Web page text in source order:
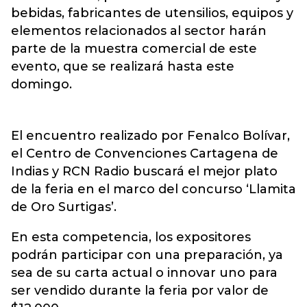
bebidas, fabricantes de utensilios, equipos y
elementos relacionados al sector harán
parte de la muestra comercial de este
evento, que se realizará hasta este
domingo.
El encuentro realizado por Fenalco Bolívar,
el Centro de Convenciones Cartagena de
Indias y RCN Radio buscará el mejor plato
de la feria en el marco del concurso ‘Llamita
de Oro Surtigas’.
En esta competencia, los expositores
podrán participar con una preparación, ya
sea de su carta actual o innovar uno para
ser vendido durante la feria por valor de